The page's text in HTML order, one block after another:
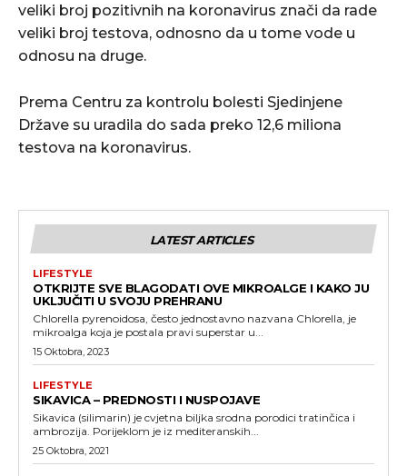
veliki broj pozitivnih na koronavirus znači da rade
veliki broj testova, odnosno da u tome vode u
odnosu na druge.
Prema Centru za kontrolu bolesti Sjedinjene
Države su uradila do sada preko 12,6 miliona
testova na koronavirus.
LATEST ARTICLES
LIFESTYLE
OTKRIJTE SVE BLAGODATI OVE MIKROALGE I KAKO JU
UKLJUČITI U SVOJU PREHRANU
Chlorella pyrenoidosa, često jednostavno nazvana Chlorella, je
mikroalga koja je postala pravi superstar u...
15 Oktobra, 2023
LIFESTYLE
SIKAVICA – PREDNOSTI I NUSPOJAVE
Sikavica (silimarin) je cvjetna biljka srodna porodici tratinčica i
ambrozija. Porijeklom je iz mediteranskih...
25 Oktobra, 2021